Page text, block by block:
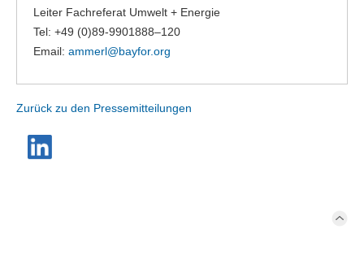
Leiter Fachreferat Umwelt + Energie
Tel: +49 (0)89-9901888–120
Email: ammerl@bayfor.org
Zurück zu den Pressemitteilungen